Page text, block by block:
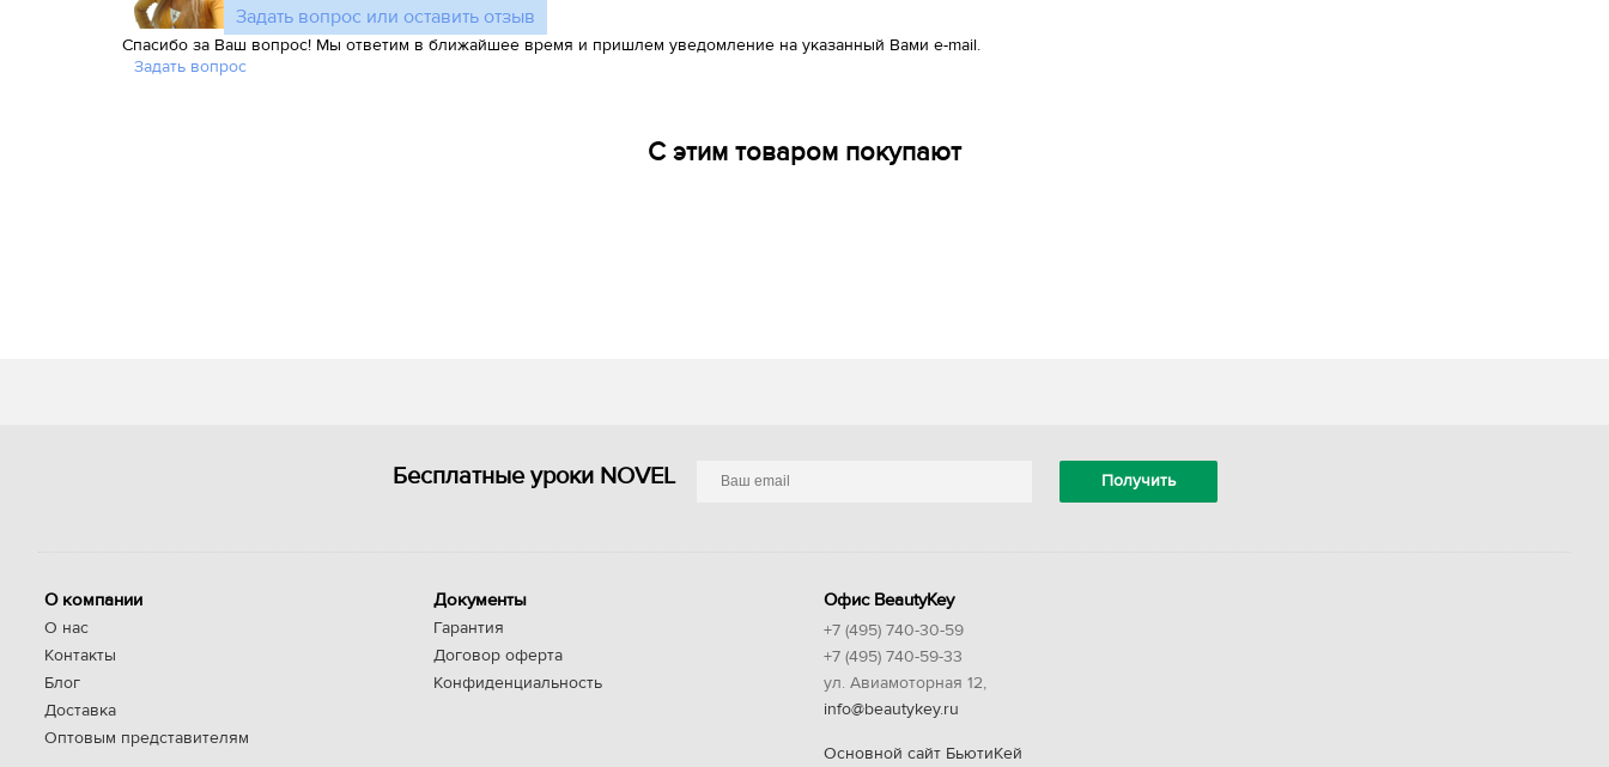
Задать вопрос или оставить отзыв
Спасибо за Ваш вопрос! Мы ответим в ближайшее время и пришлем уведомление на указанный Вами e-mail.
Задать вопрос
С этим товаром покупают
Бесплатные уроки NOVEL
О компании
О нас
Контакты
Блог
Доставка
Оптовым представителям
Документы
Гарантия
Договор оферта
Конфиденциальность
Офис BeautyKey
+7 (495) 740-30-59
+7 (495) 740-59-33
ул. Авиамоторная 12,
info@beautykey.ru
Основной сайт БьютиКей